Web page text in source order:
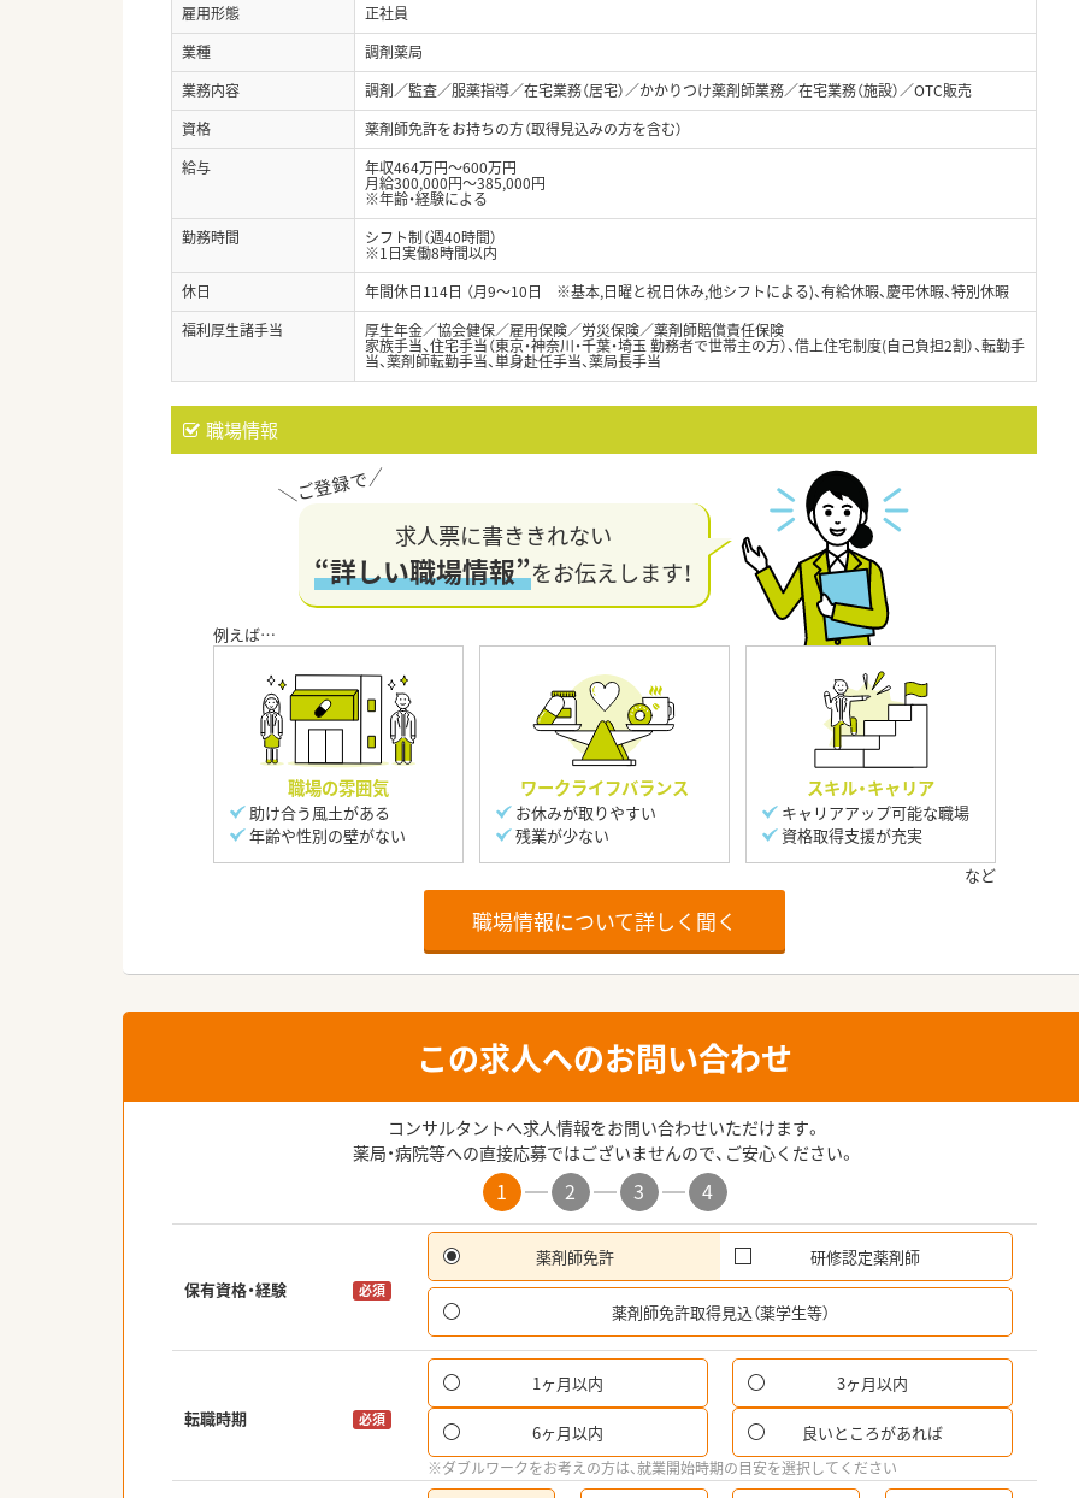
雇用形態
正社員
業種
調剤薬局
業務内容
調剤／監査／服薬指導／在宅業務（居宅）／かかりつけ薬剤師業務／在宅業務（施設）／OTC販売
資格
薬剤師免許をお持ちの方（取得見込みの方を含む）
給与
年収464万円～600万円
月給300,000円～385,000円
※年齢・経験による
勤務時間
シフト制（週40時間）
※1日実働8時間以内
休日
年間休日114日 （月9～10日 ※基本,日曜と祝日休み,他シフトによる)、有給休暇、慶弔休暇、特別休暇
福利厚生諸手当
厚生年金／協会健保／雇用保険／労災保険／薬剤師賠償責任保険
家族手当、住宅手当（東京・神奈川・千葉・埼玉 勤務者で世帯主の方）、借上住宅制度(自己負担2割）、転勤手
当、薬剤師転勤手当、単身赴任手当、薬局長手当
職場情報
求人票に書ききれない
“詳しい職場情報”をお伝えします！
職場の雰囲気
助け合う風土がある
年齢や性別の壁がない
ワークライフバランス
お休みが取りやすい
残業が少ない
スキル・キャリア
キャリアアップ可能な職場
資格取得支援が充実
職場情報について詳しく聞く
この求人へのお問い合わせ
コンサルタントへ求人情報をお問い合わせいただけます。
薬局・病院等への直接応募ではございませんので、ご安心ください。
1 2 3 4
保有資格・経験 必須
薬剤師免許 研修認定薬剤師
薬剤師免許取得見込（薬学生等）
転職時期 必須
1ヶ月以内 3ヶ月以内
6ヶ月以内 良いところがあれば
※ダブルワークをお考えの方は、就業開始時期の目安を選択してください